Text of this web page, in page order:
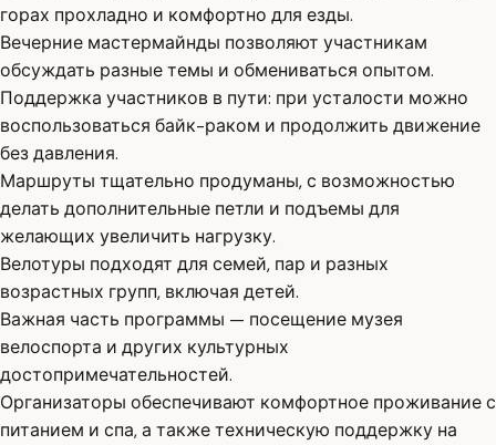
горах прохладно и комфортно для езды.
Вечерние мастермайнды позволяют участникам
обсуждать разные темы и обмениваться опытом.
Поддержка участников в пути: при усталости можно
воспользоваться байк-раком и продолжить движение
без давления.
Маршруты тщательно продуманы, с возможностью
делать дополнительные петли и подъемы для
желающих увеличить нагрузку.
Велотуры подходят для семей, пар и разных
возрастных групп, включая детей.
Важная часть программы — посещение музея
велоспорта и других культурных
достопримечательностей.
Организаторы обеспечивают комфортное проживание с
питанием и спа, а также техническую поддержку на